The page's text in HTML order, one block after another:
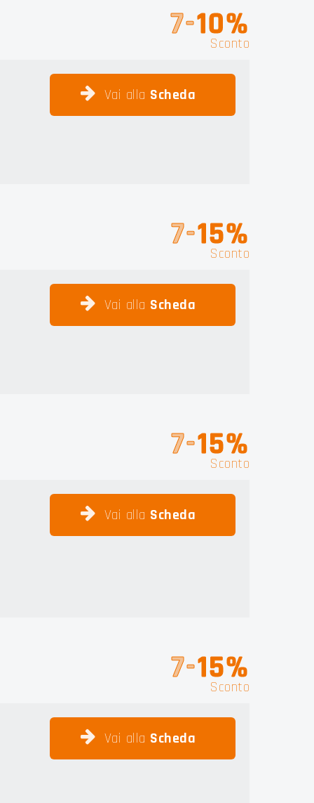
7-10%
Sconto
Vai alla Scheda
7-15%
Sconto
Vai alla Scheda
7-15%
Sconto
Vai alla Scheda
7-15%
Sconto
Vai alla Scheda